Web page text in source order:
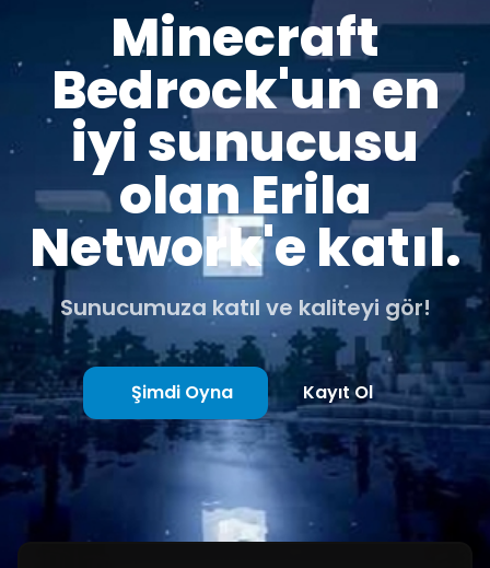
Minecraft
Bedrock'un en
iyi sunucusu
olan Erila
Network'e katıl.
Sunucumuza katıl ve kaliteyi gör!
Şimdi Oyna Kayıt Ol